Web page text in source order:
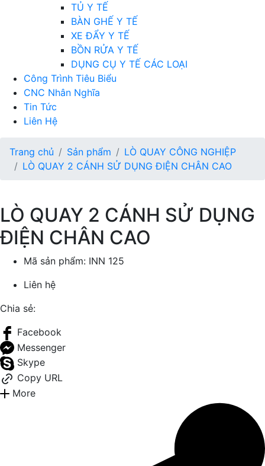
TỦ Y TẾ
BÀN GHẾ Y TẾ
XE ĐẨY Y TẾ
BỒN RỬA Y TẾ
DỤNG CỤ Y TẾ CÁC LOẠI
Công Trình Tiêu Biểu
CNC Nhân Nghĩa
Tin Tức
Liên Hệ
Trang chủ Sản phẩm
LÒ QUAY CÔNG NGHIỆP
LÒ QUAY 2 CÁNH SỬ DỤNG ĐIỆN CHÂN CAO
LÒ QUAY 2 CÁNH SỬ DỤNG
ĐIỆN CHÂN CAO
Mã sản phẩm: INN 125
Liên hệ
Chia sẻ:
Facebook
Messenger
Skype
Copy URL
More